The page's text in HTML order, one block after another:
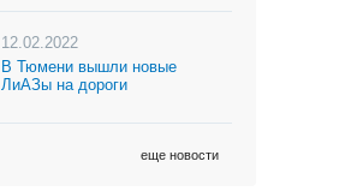
12.02.2022
В Тюмени вышли новые
ЛиАЗы на дороги
еще новости